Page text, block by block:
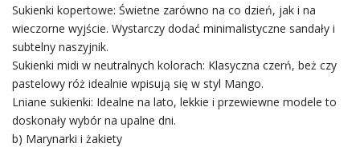
Sukienki kopertowe: Świetne zarówno na co dzień, jak i na
wieczorne wyjście. Wystarczy dodać minimalistyczne sandały i
subtelny naszyjnik.
Sukienki midi w neutralnych kolorach: Klasyczna czerń, beż czy
pastelowy róż idealnie wpisują się w styl Mango.
Lniane sukienki: Idealne na lato, lekkie i przewiewne modele to
doskonały wybór na upalne dni.
b) Marynarki i żakiety